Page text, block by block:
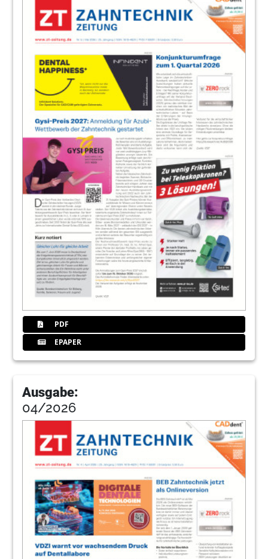
PDF
EPAPER
Ausgabe:
04/2026